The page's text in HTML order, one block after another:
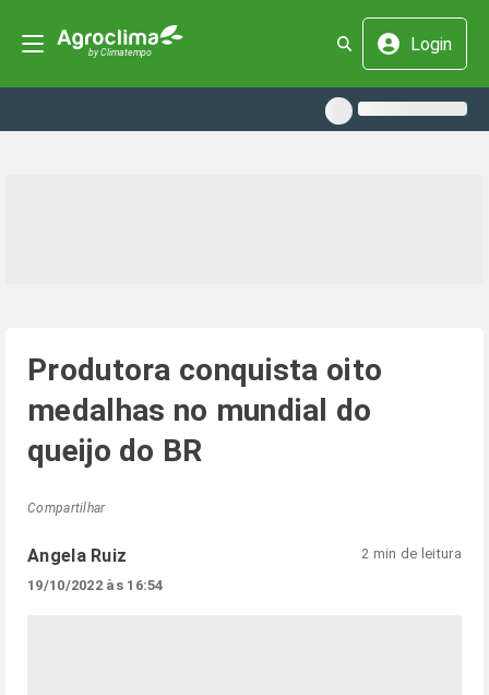
Login
Produtora conquista oito
medalhas no mundial do
queijo do BR
Compartilhar
Angela Ruiz
19/10/2022 às 16:54
2 min de leitura